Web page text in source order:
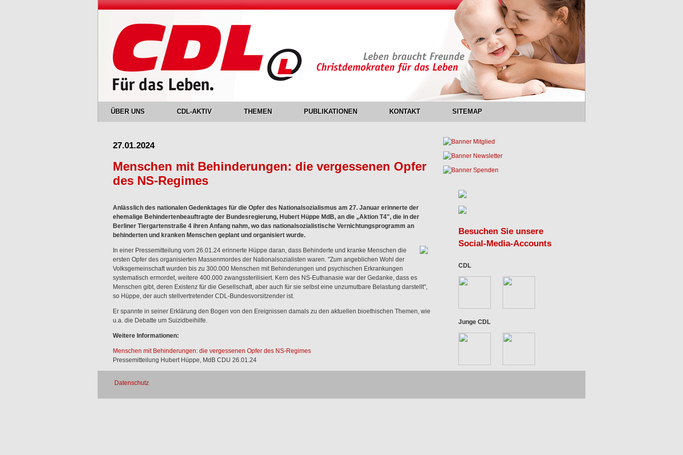
ÜBER UNS CDL-AKTIV THEMEN PUBLIKATIONEN KONTAKT SITEMAP
27.01.2024
Menschen mit Behinderungen: die vergessenen Opfer
des NS-Regimes
Anlässlich des nationalen Gedenktages für die Opfer des Nationalsozialismus am 27. Januar erinnerte der
ehemalige Behindertenbeauftragte der Bundesregierung, Hubert Hüppe MdB, an die „Aktion T4", die in der
Berliner Tiergartenstraße 4 ihren Anfang nahm, wo das nationalsozialistische Vernichtungsprogramm an
behinderten und kranken Menschen geplant und organisiert wurde.
In einer Pressemitteilung vom 26.01.24 erinnerte Hüppe daran, dass Behinderte und kranke Menschen die
ersten Opfer des organisierten Massenmordes der Nationalsozialisten waren. "Zum angeblichen Wohl der
Volksgemeinschaft wurden bis zu 300.000 Menschen mit Behinderungen und psychischen Erkrankungen
systematisch ermordet, weitere 400.000 zwangssterilisiert. Kern des NS-Euthanasie war der Gedanke, dass es
Menschen gibt, deren Existenz für die Gesellschaft, aber auch für sie selbst eine unzumutbare Belastung darstellt",
so Hüppe, der auch stellvertretender CDL-Bundesvorsitzender ist.
Er spannte in seiner Erklärung den Bogen von den Ereignissen damals zu den aktuellen bioethischen Themen, wie
u.a. die Debatte um Suizidbeihilfe.
Weitere Informationen:
Menschen mit Behinderungen: die vergessenen Opfer des NS-Regimes
Pressemitteilung Hubert Hüppe, MdB CDU 26.01.24
Besuchen Sie unsere
Social-Media-Accounts
CDL
Junge CDL
Datenschutz